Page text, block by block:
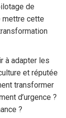
de
mettre cette
à adapter les
et réputée
transformer
d’urgence ?
?